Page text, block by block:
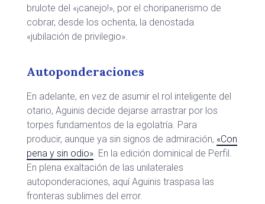
brulote del «¡canejo!», por el choripanerismo de
cobrar, desde los ochenta, la denostada
«jubilación de privilegio».
Autoponderaciones
En adelante, en vez de asumir el rol inteligente del
otario, Aguinis decide dejarse arrastrar por los
torpes fundamentos de la egolatría. Para
producir, aunque ya sin signos de admiración, «Con
pena y sin odio». En la edición dominical de Perfil.
En plena exaltación de las unilaterales
autoponderaciones, aquí Aguinis traspasa las
fronteras sublimes del error.